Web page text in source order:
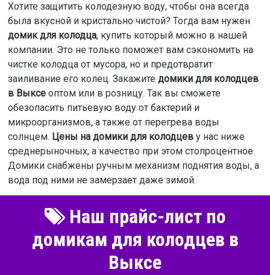
Хотите защитить колодезную воду, чтобы она всегда
была вкусной и кристально чистой? Тогда вам нужен
домик для колодца, купить который можно в нашей
компании. Это не только поможет вам сэкономить на
чистке колодца от мусора, но и предотвратит
заиливание его колец. Закажите домики для колодцев
в Выксеоптом или в розницу. Так вы сможете
обезопасить питьевую воду от бактерий и
микроорганизмов, а также от перегрева воды
солнцем. Цены на домики для колодцеву нас ниже
среднерыночных, а качество при этом стопроцентное.
Домики снабжены ручным механизм поднятия воды, а
вода под ними не замерзает даже зимой.
Наш прайс-лист по
домикам для колодцев в
Выксе